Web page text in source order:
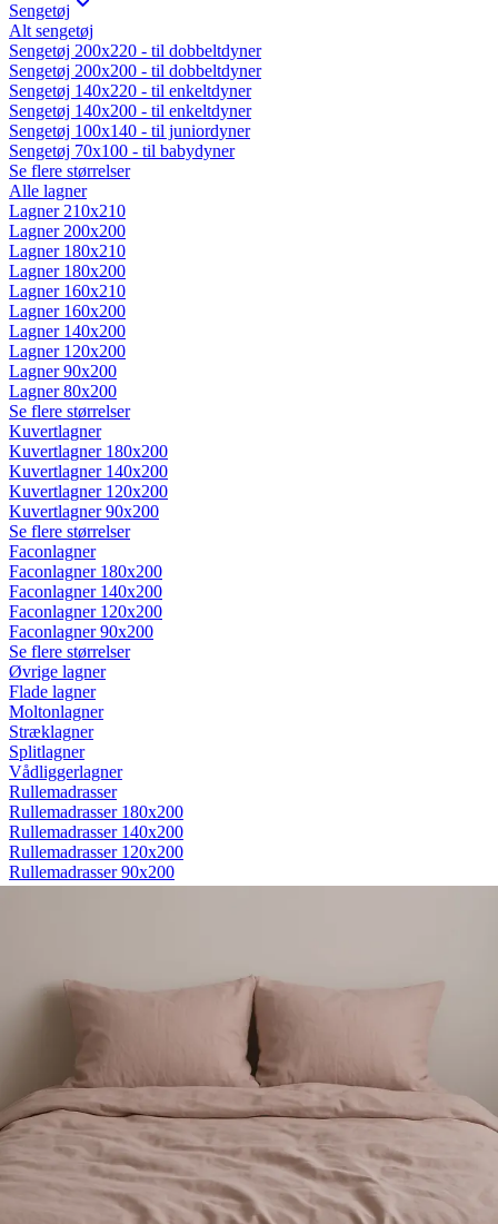
Sengetøj
Alt sengetøj
Sengetøj 200x220 - til dobbeltdyner
Sengetøj 200x200 - til dobbeltdyner
Sengetøj 140x220 - til enkeltdyner
Sengetøj 140x200 - til enkeltdyner
Sengetøj 100x140 - til juniordyner
Sengetøj 70x100 - til babydyner
Se flere størrelser
Alle lagner
Lagner 210x210
Lagner 200x200
Lagner 180x210
Lagner 180x200
Lagner 160x210
Lagner 160x200
Lagner 140x200
Lagner 120x200
Lagner 90x200
Lagner 80x200
Se flere størrelser
Kuvertlagner
Kuvertlagner 180x200
Kuvertlagner 140x200
Kuvertlagner 120x200
Kuvertlagner 90x200
Se flere størrelser
Faconlagner
Faconlagner 180x200
Faconlagner 140x200
Faconlagner 120x200
Faconlagner 90x200
Se flere størrelser
Øvrige lagner
Flade lagner
Moltonlagner
Stræklagner
Splitlagner
Vådliggerlagner
Rullemadrasser
Rullemadrasser 180x200
Rullemadrasser 140x200
Rullemadrasser 120x200
Rullemadrasser 90x200
Se flere størrelser
3-personers sovesofaer
Til sengen
Sengegavle
Sengebunde
Sengeben
Til soveværelset
Sengeborde